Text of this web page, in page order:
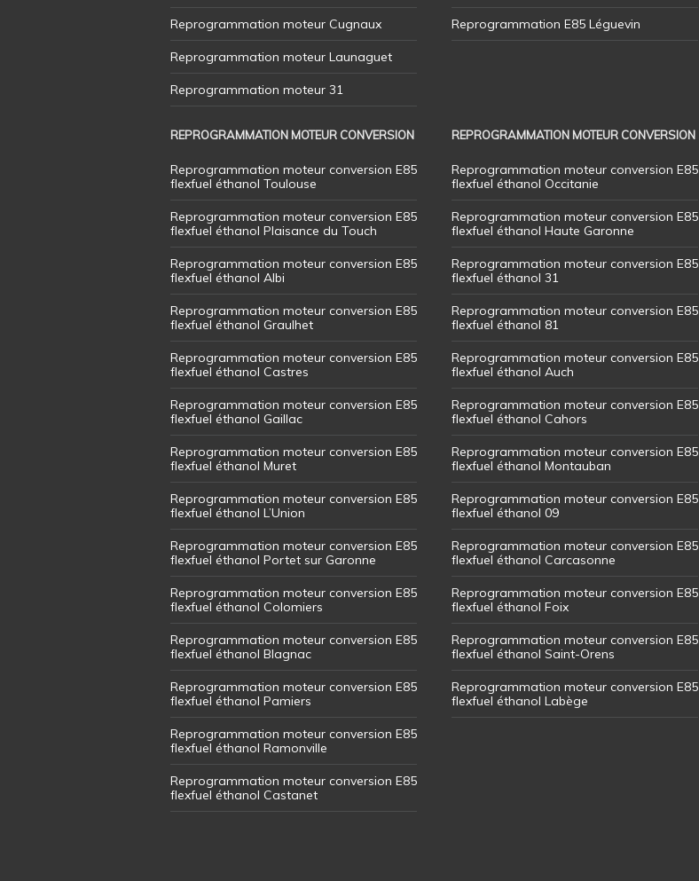
Reprogrammation moteur Cugnaux
Reprogrammation moteur Launaguet
Reprogrammation moteur 31
Reprogrammation E85 Léguevin
REPROGRAMMATION MOTEUR CONVERSION
Reprogrammation moteur conversion E85
flexfuel éthanol Toulouse
Reprogrammation moteur conversion E85
flexfuel éthanol Plaisance du Touch
Reprogrammation moteur conversion E85
flexfuel éthanol Albi
Reprogrammation moteur conversion E85
flexfuel éthanol Graulhet
Reprogrammation moteur conversion E85
flexfuel éthanol Castres
Reprogrammation moteur conversion E85
flexfuel éthanol Gaillac
Reprogrammation moteur conversion E85
flexfuel éthanol Muret
Reprogrammation moteur conversion E85
flexfuel éthanol L’Union
Reprogrammation moteur conversion E85
flexfuel éthanol Portet sur Garonne
Reprogrammation moteur conversion E85
flexfuel éthanol Colomiers
Reprogrammation moteur conversion E85
flexfuel éthanol Blagnac
Reprogrammation moteur conversion E85
flexfuel éthanol Pamiers
Reprogrammation moteur conversion E85
flexfuel éthanol Ramonville
Reprogrammation moteur conversion E85
flexfuel éthanol Castanet
REPROGRAMMATION MOTEUR CONVERSION
Reprogrammation moteur conversion E85
flexfuel éthanol Occitanie
Reprogrammation moteur conversion E85
flexfuel éthanol Haute Garonne
Reprogrammation moteur conversion E85
flexfuel éthanol 31
Reprogrammation moteur conversion E85
flexfuel éthanol 81
Reprogrammation moteur conversion E85
flexfuel éthanol Auch
Reprogrammation moteur conversion E85
flexfuel éthanol Cahors
Reprogrammation moteur conversion E85
flexfuel éthanol Montauban
Reprogrammation moteur conversion E85
flexfuel éthanol 09
Reprogrammation moteur conversion E85
flexfuel éthanol Carcasonne
Reprogrammation moteur conversion E85
flexfuel éthanol Foix
Reprogrammation moteur conversion E85
flexfuel éthanol Saint-Orens
Reprogrammation moteur conversion E85
flexfuel éthanol Labège